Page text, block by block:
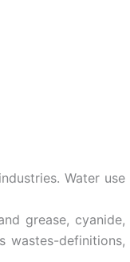
Water use
grease, cyanide,
wastes-definitions,